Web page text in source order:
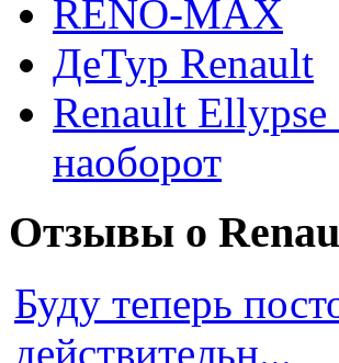
RENO-MAX
ДеТур Renault
Renault Ellypse
наоборот
Отзывы о
Буду теперь
действительн...